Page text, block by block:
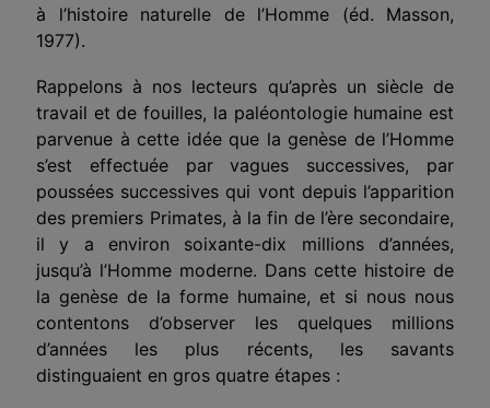
à l’histoire naturelle de l’Homme (éd. Masson,
1977).
Rappelons à nos lecteurs qu’après un siècle de
travail et de fouilles, la paléontologie humaine est
parvenue à cette idée que la genèse de l’Homme
s’est effectuée par vagues successives, par
poussées successives qui vont depuis l’apparition
des premiers Primates, à la fin de l’ère secondaire,
il y a environ soixante-dix millions d’années,
jusqu’à l’Homme moderne. Dans cette histoire de
la genèse de la forme humaine, et si nous nous
contentons d’observer les quelques millions
d’années les plus récents, les savants
distinguaient en gros quatre étapes :